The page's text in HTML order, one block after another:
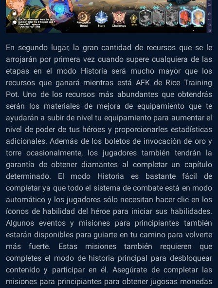
En segundo lugar, la gran cantidad de recursos que se le
arrojarán por primera vez cuando supere cualquiera de las
etapas en el modo Historia será mucho mayor que los
recursos que ganará mientras está AFK de Rice Training
Pot. Uno de los recursos más abundantes que obtendrás
serán los materiales de mejora de equipamiento que te
ayudarán a subir de nivel tu equipamiento para aumentar el
nivel de poder de tus héroes y proporcionarles estadísticas
adicionales. Además de los boletos de invocación de oro y
torre ocasionalmente, los jugadores también tendrán la
garantía de obtener diamantes al completar un capítulo
determinado. El modo Historia es bastante fácil de
completar ya que todo el sistema de combate está en modo
automático y los jugadores sólo necesitan hacer clic en los
íconos de habilidad del héroe para iniciar sus habilidades.
Algunos eventos y misiones para principiantes también
estarán disponibles para guiarte en tu camino para volverte
más fuerte. Estas misiones también requieren que
completes el modo de historia principal para desbloquear
contenido y participar en él. Asegúrate de completar las
misiones para principiantes para obtener jugosas monedas